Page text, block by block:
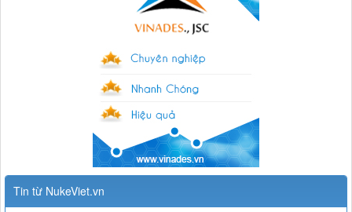
Tin từ NukeViet.vn